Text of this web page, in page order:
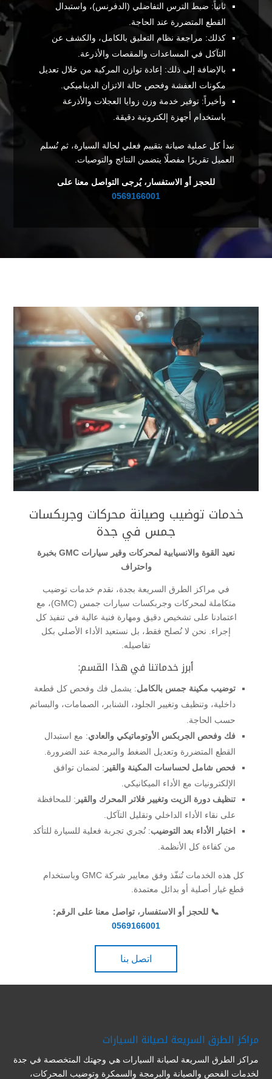
ثانياً: ضبط الترس التفاضلي (الدفرنس)، واستبدال
القطع المتضررة عند الحاجة.
كذلك: مراجعة نظام التعليق بالكامل، والكشف عن
التآكل في المساعدات والمقصات والأذرعة.
بالإضافة إلى ذلك: إعادة توازن المركبة من خلال تعديل
مكونات العفشة وفحص حالة الاتزان الديناميكي.
وأخيراً: توفير خدمة وزن زوايا العجلات والأذرعة
باستخدام أجهزة إلكترونية دقيقة.
نبدأ كل عملية صيانة بتقييم فعلي لحالة السيارة، ثم نُسلم
العميل تقريرًا مفصلًا يتضمن النتائج والتوصيات.
للحجز أو الاستفسار، يُرجى التواصل معنا على
0569166001
خدمات توضيب وصيانة محركات وجربكسات
جمس في جدة
نعيد القوة والانسيابية لمحركات وقير سيارات GMC بخبرة
واحتراف
في مراكز الطرق السريعة بجدة، نقدم خدمات توضيب
متكاملة لمحركات وجربكسات سيارات جمس (GMC)، مع
اعتمادنا على تشخيص دقيق ومهارة فنية عالية في تنفيذ كل
إجراء. نحن لا نُصلح فقط، بل نستعيد الأداء الأصلي بكل
تفاصيله.
أبرز خدماتنا في هذا القسم:
توضيب مكينة جمس بالكامل: يشمل فك وفحص كل قطعة
داخلية، وتنظيف وتغيير الجلود، الشنابر، الصمامات، والبساتم
حسب الحاجة.
فك وفحص الجربكس الأوتوماتيكي والعادي: مع استبدال
القطع المتضررة وتعديل الضغط والبرمجة عند الضرورة.
فحص شامل لحساسات المكينة والقير : لضمان توافق
الإلكترونيات مع الأداء الميكانيكي.
تنظيف دورة الزيت وتغيير فلاتر المحرك والقير : للمحافظة
على نقاء الأداء الداخلي وتقليل التآكل.
اختبار الأداء بعد التوضيب: نُجري تجربة فعلية للسيارة للتأكد
من كفاءة كل الأنظمة.
كل هذه الخدمات تُنفّذ وفق معايير شركة GMC وباستخدام
قطع غيار أصلية أو بدائل معتمدة.
📞 للحجز أو الاستفسار، تواصل معنا على الرقم:
0569166001
اتصل بنا
مراكز الطرق السريعة لصيانة السيارات
مراكز الطرق السريعة لصيانة السيارات هي وجهتك المتخصصة في جدة
لخدمات الفحص والصيانة والبرمجة والسمكرة وتوضيب المحركات،